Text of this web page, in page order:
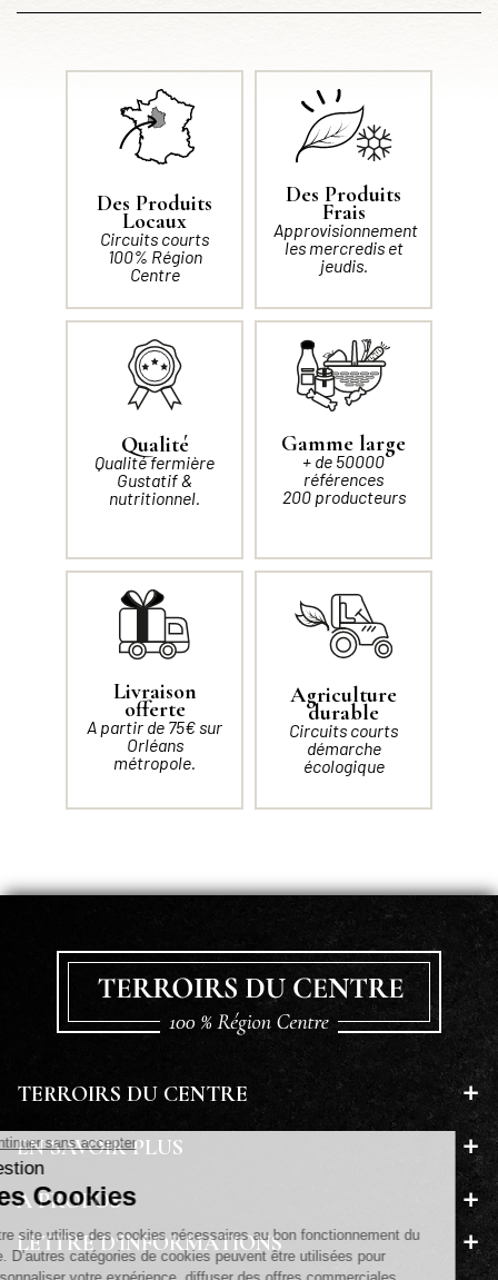
Des Produits
Locaux
Circuits courts
100% Région
Centre
Des Produits
Frais
Approvisionnement
les mercredis et
jeudis.
Qualité
Qualité fermière
Gustatif &
nutritionnel.
Gamme large
+ de 50000
références
200 producteurs
Livraison
offerte
A partir de 75€ sur
Orléans
métropole.
Agriculture
durable
Circuits courts
démarche
écologique
TERROIRS DU CENTRE
EN SAVOIR PLUS
A PROPOS
LETTRE D'INFORMATIONS